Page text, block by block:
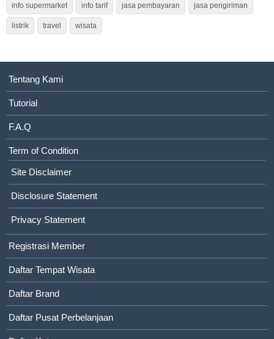
info supermarket info tarif jasa pembayaran jasa pengiriman
listrik travel wisata
Tentang Kami
Tutorial
F.A.Q
Term of Condition
Site Disclaimer
Disclosure Statement
Privacy Statement
Registrasi Member
Daftar Tempat Wisata
Daftar Brand
Daftar Pusat Perbelanjaan